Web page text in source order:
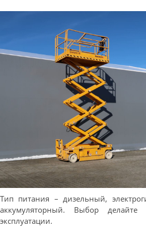
Тип питания – дизельный,
аккумуляторный. Выбор
эксплуатации.